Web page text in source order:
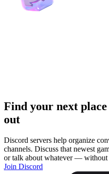
Find your next
out
Discord servers help organize
channels. Discuss that newest
or talk about whatever — without
Join Discord